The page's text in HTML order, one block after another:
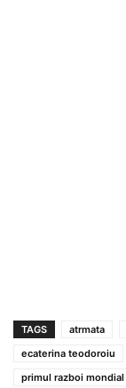
TAGS atrmata
ecaterina teodoroiu
primul razboi mondial